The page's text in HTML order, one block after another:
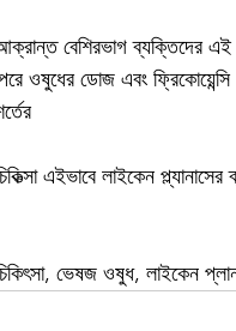
বেশিরভাগ ব্যক্তিদের
ওষুধের ডোজ এবং ফ্রিকোয়েন্সি
এইভাবে লাইকেন
ভেষজ ওষুধ, লাইকেন